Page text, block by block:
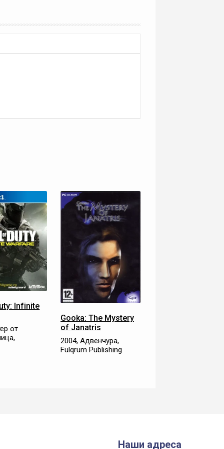
Infinite
от
Gooka: The Mystery
of Janatris
2004, Адвенчура,
Fulqrum Publishing
Наши адреса